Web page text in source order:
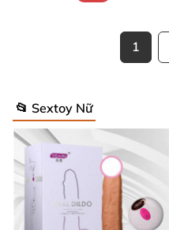
1
📂 Sextoy Nữ